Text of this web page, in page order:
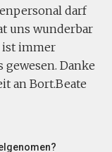
darf
uns wunderbar
ist immer
Danke
an Bort.Beate